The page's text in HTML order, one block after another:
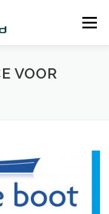
Menu
DEALERS
VOOR